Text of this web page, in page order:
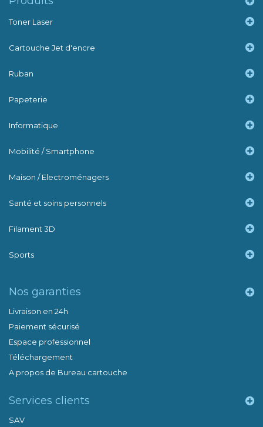
Toner Laser
Cartouche Jet d'encre
Ruban
Papeterie
Informatique
Mobilité / Smartphone
Maison / Electroménagers
Santé et soins personnels
Filament 3D
Sports
Nos garanties
Livraison en 24h
Paiement sécurisé
Espace professionnel
Téléchargement
A propos de Bureau cartouche
Services clients
SAV